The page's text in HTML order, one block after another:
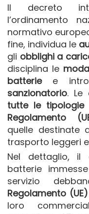
Il decreto
l’ordinamento
normativo
fine, individua le
gli obblighi a
disciplina le
batteriee
sanzionatorio. Le
tutte le tipologie
Regolamento
quelle destinate
trasporto leggeri
Nel dettaglio, il
batterie
servizio
Regolamento
loro